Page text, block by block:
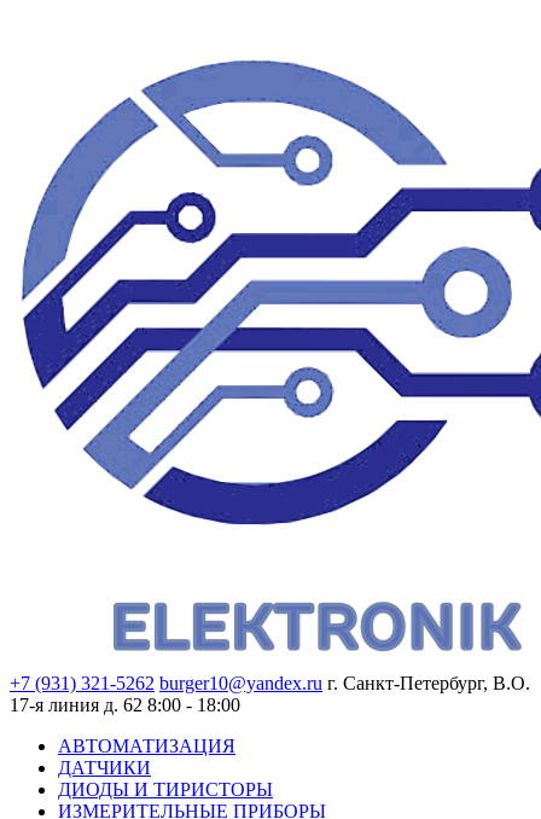
+7 (931) 321-5262 burger10@yandex.ru г. Санкт-Петербург, В.О.
17-я линия д. 62 8:00 - 18:00
АВТОМАТИЗАЦИЯ
ДАТЧИКИ
ДИОДЫ И ТИРИСТОРЫ
ИЗМЕРИТЕЛЬНЫЕ ПРИБОРЫ